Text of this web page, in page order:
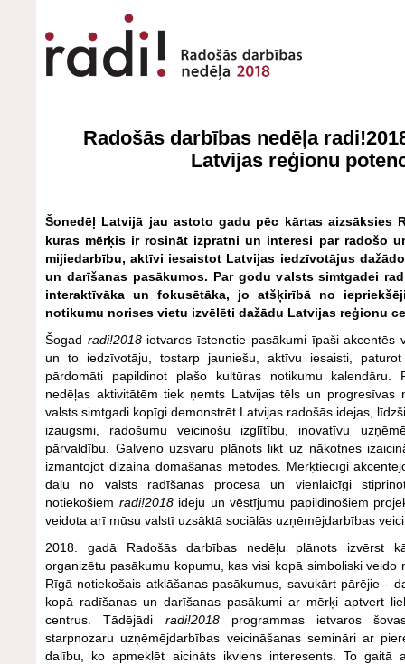
Radošās darbības nedēļa
Latvijas reģionu
Šonedēļ Latvijā jau astoto gadu pēc kārtas aizsāksies
kuras mērķis ir rosināt izpratni un interesi par radošo
mijiedarbību, aktīvi iesaistot Latvijas iedzīvotājus
un darīšanas pasākumos. Par godu valsts simtgadei
interaktīvāka un fokusētāka, jo atšķirībā no
notikumu norises vietu izvēlēti dažādu Latvijas reģionu
Šogad radi!2018ietvaros īstenotie pasākumi īpaši akcentēs
un to iedzīvotāju, tostarp jauniešu, aktīvu iesaisti,
pārdomāti papildinot plašo kultūras notikumu kalendāru.
nedēļas aktivitātēm tiek ņemts Latvijas tēls un
valsts simtgadi kopīgi demonstrēt Latvijas radošās idejas,
izaugsmi, radošumu veicinošu izglītību, inovatīvu
pārvaldību. Galveno uzsvaru plānots likt uz nākotnes
izmantojot dizaina domāšanas metodes. Mērķtiecīgi
daļu no valsts radīšanas procesa un vienlaicīgi
notiekošiem radi!2018 ideju un vēstījumu papildinošiem
veidota arī mūsu valstī uzsāktā sociālās uzņēmējdarbības
2018. gadā Radošās darbības nedēļu plānots izvērst
organizētu pasākumu kopumu, kas visi kopā simboliski
Rīgā notiekošais atklāšanas pasākumus, savukārt pārējie -
kopā radīšanas un darīšanas pasākumi ar mērķi aptvert
centrus. Tādējādi radi!2018programmas ietvaros
starpnozaru uzņēmējdarbības veicināšanas semināri ar
dalību, ko apmeklēt aicināts ikviens interesents. To gaitā